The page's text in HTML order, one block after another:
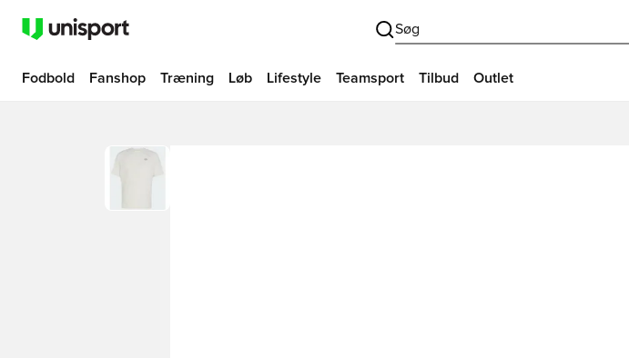
Søg
Fodbold Fanshop Træning Løb Lifestyle Teamsport Tilbud Outlet